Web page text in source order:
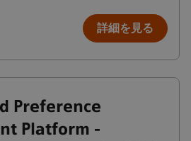
詳細を見る
Preference
Platform -